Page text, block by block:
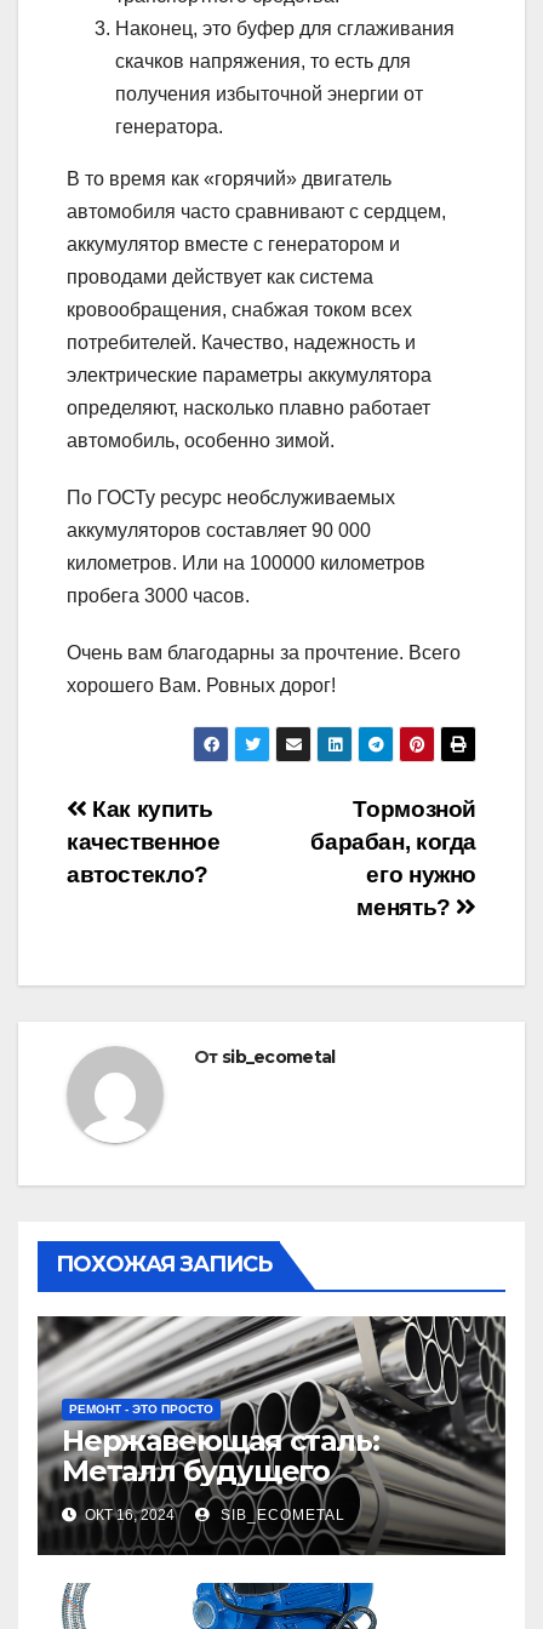
Наконец, это буфер для сглаживания
скачков напряжения, то есть для
получения избыточной энергии от
генератора.
В то время как «горячий» двигатель
автомобиля часто сравнивают с сердцем,
аккумулятор вместе с генератором и
проводами действует как система
кровообращения, снабжая током всех
потребителей. Качество, надежность и
электрические параметры аккумулятора
определяют, насколько плавно работает
автомобиль, особенно зимой.
По ГОСТу ресурс необслуживаемых
аккумуляторов составляет 90 000
километров. Или на 100000 километров
пробега 3000 часов.
Очень вам благодарны за прочтение. Всего
хорошего Вам. Ровных дорог!
Навигация
по
Тормозной
барабан, когда
его нужно
менять?
Как купить
качественное
автостекло?
От sib_ecometal
ПОХОЖАЯ ЗАПИСЬ
РЕМОНТ - ЭТО ПРОСТО
Нержавеющая сталь:
Металл будущего
ОКТ 16, 2024 SIB_ECOMETAL